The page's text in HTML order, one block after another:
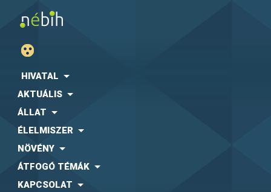
HIVATAL
AKTUÁLIS
ÁLLAT
ÉLELMISZER
NÖVÉNY
ÁTFOGÓ TÉMÁK
KAPCSOLAT